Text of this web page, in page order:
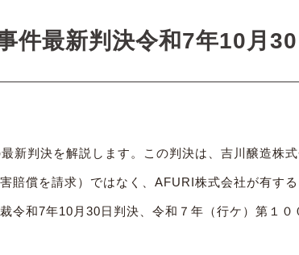
件最新判決令和7年10月
新判決を解説します。この判決は、吉川醸造株
賠償を請求）ではなく、AFURI株式会社が有す
令和7年10月30日判決、令和７年（行ケ）第１０